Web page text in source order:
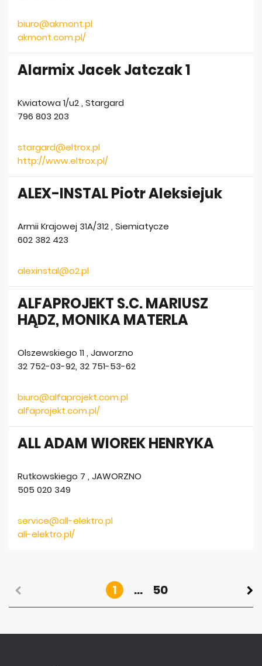
biuro@akmont.pl
akmont.com.pl/
Alarmix Jacek Jatczak 1
Kwiatowa 1/u2, Stargard
796 803 203
stargard@eltrox.pl
http://www.eltrox.pl/
ALEX-INSTAL Piotr Aleksiejuk
Armii Krajowej 31A/312, Siemiatycze
602 382 423
alexinstal@o2.pl
ALFAPROJEKT S.C. MARIUSZ
HĄDZ, MONIKA MATERLA
Olszewskiego 11 , Jaworzno
32 752-03-92, 32 751-53-62
biuro@alfaprojekt.com.pl
alfaprojekt.com.pl/
ALL ADAM WIOREK HENRYKA
Rutkowskiego 7 , JAWORZNO
505 020 349
service@all-elektro.pl
all-elektro.pl/
1 ... 50